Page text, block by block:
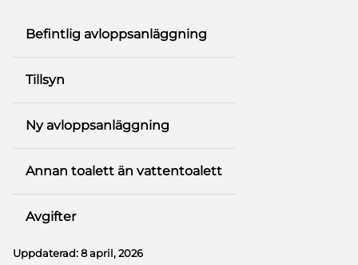
Befintlig avloppsanläggning
Tillsyn
Ny avloppsanläggning
Annan toalett än vattentoalett
Avgifter
Uppdaterad:8 april, 2026